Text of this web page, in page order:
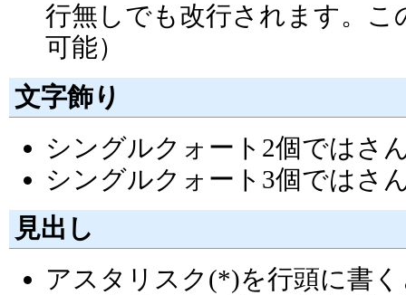
行無しでも改行されます。こ
可能）
文字飾り
シングルクォート2個ではさ
シングルクォート3個ではさ
見出し
アスタリスク(*)を行頭に書